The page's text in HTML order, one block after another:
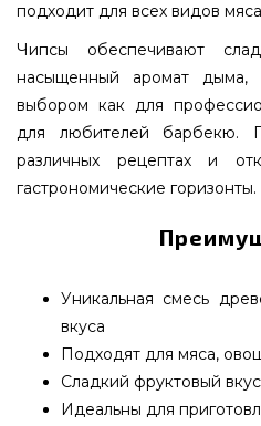
подходит для всех видов
Чипсы обеспечивают
насыщенный аромат дыма,
выбором как для
для любителей барбекю.
различных рецептах и
гастрономические горизонты.
Уникальная смесь
вкуса
Подходят для мяса,
Сладкий фруктовый
Идеальны для